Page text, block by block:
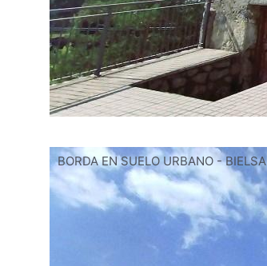
BORDA EN SUELO URBANO - BIELSA